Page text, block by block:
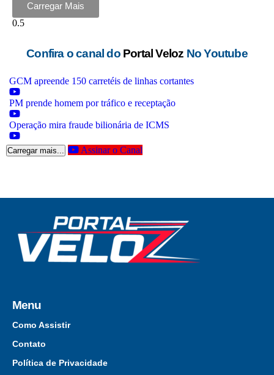
Carregar Mais
Confira o canal do Portal Veloz No Youtube
GCM apreende 150 carretéis de linhas cortantes
PM prende homem por tráfico e receptação
Operação mira fraude bilionária de ICMS
Carregar mais... Assinar o Canal
Menu
Como Assistir
Contato
Política de Privacidade